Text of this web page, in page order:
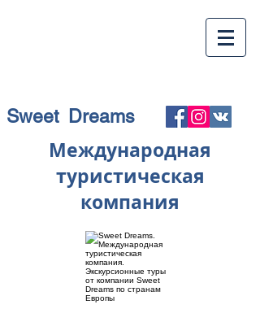
Sweet Dreams
Международная
туристическая
компания